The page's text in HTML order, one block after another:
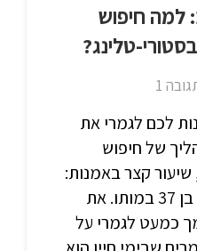
למה חיפוש
טלינג?
1
לכם לגמרי את
של חיפוש
קצר באמנות:
וינסנט ואן גוך היה רק בן 37 במותו. את
כמעט לגמרי על